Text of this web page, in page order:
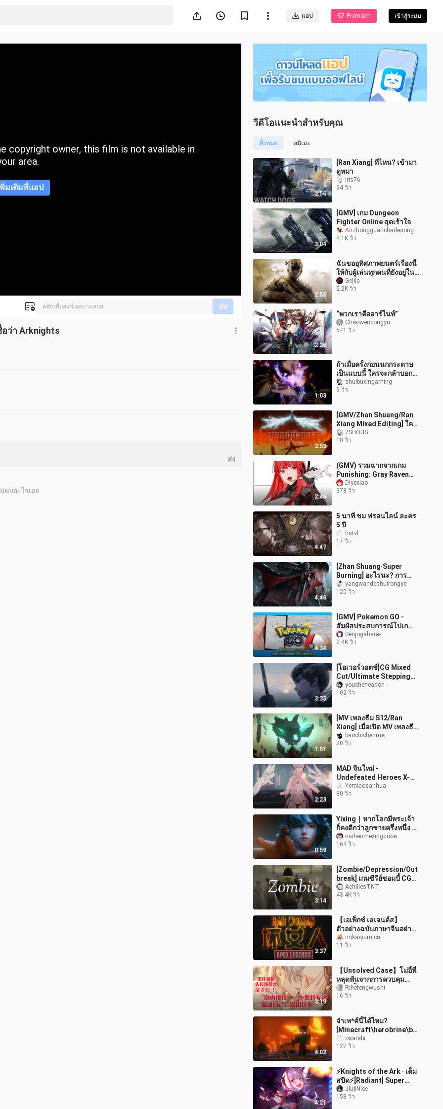
แอป Premium เข้าสู่ระบบ
copyright owner, this film is not available in
area.
มเติมที่แอป
ส่ง
ว่า Arknights
วีดีโอแนะนำสำหรับคุณ
ทั้งหมด อนิเมะ
2:56
[Ran Xiang] ที่ไหน? เข้ามา
ดูหมา
lris76
94 วิว
3:04
[GMV] เกม Dungeon
Fighter Online สุดเร้าใจ
Anzhongguanchadesongshu
4.1K วิว
2:55
ฉันขออุทิศภาพยนตร์เรื่องนี้
ให้กับผู้เล่นทุกคนที่ยังอยู่ใน
COD - ติดมันเพราะความ
รัก!
Gejila
2.2K วิว
2:36
“พวกเราคืออาร์ไนท์”
Chaowencongyu
571 วิว
1:03
ถ้าเมื่อครั้งก่อนนกกระดาษ
เป็นแบบนี้ ใครจะกล้าบอก
ว่ามันไม่เท่
shuibuxingaming
6 วิว
2:53
[GMV/Zhan Shuang/Ran
Xiang Mixed Editing] ใคร
ก็ตามที่เห็นวิดีโอนี้ควรจะ
เป็นแฟนของ Zhan Shuang
7SHOUS
18 วิว
2:46
(GMV) รวมฉากจากเกม
Punishing: Gray Raven
ภาพสวยสุด ๆ
Diyexiao
378 วิว
4:47
5 นาที ชม ฟรอนไลน์ ละคร
5 ปี
hstvl
17 วิว
4:46
[Zhan Shuang·Super
Burning] อะไรนะ? การ
ผลิตขนาดใหญ่? มาสเต
อร์อัพคนใหม่? มโนธรรม?
yangwandeshuirongye
120 วิว
4:34
[GMV] Pokemon GO -
สัมผัสประสบการณ์โปเก
ม่อนเทรนเนอร์ในโลกจริง
Senjogahara-
2.4K วิว
3:35
[โอเวอร์วอตช์]CG Mixed
Cut/Ultimate Stepping
Point/Transition
Linking/Fire Direction——
youcheneason
102 วิว
1:51
[MV เพลงธีม S12/Ran
Xiang] เมื่อเปิด MV เพลงธีม
S12 ด้วยอาวุธอสูรร้าย
baochichenmei
20 วิว
2:23
MAD จีนใหม่ -
Undefeated Heroes X-
War Double Pamish
Yemiaosanhua
80 วิว
0:59
Yixing｜หากโลกมีพระเจ้า
ก็คงดีกว่าลูกชายครึ่งหนึ่ง ｜
ช่างเป็นผู้ชายที่หล่อเหลา
nishenmexingzuoa
164 วิว
3:14
[Zombie/Depression/Out
break] เกมซีรีย์ซอมบี้ CG
ผสมคัต
AchillesTNT
43.4K วิว
3:37
【เอเพ็กซ์ เลเจนด์ส】
ตัวอย่างฉบับภาษาจีนอย่าง
เป็นทางการ “สุดยอดสาว
แสบ”
mikaqiumica
11 วิว
3:19
【Unsolved Case】โม่อี้ที่
หลุดพ้นจากการควบคุม
อย่างสิ้นเชิง บ้าดีบ้าเดือด
สุดๆ!
Rihefengwushi
16 วิว
4:02
จำเท*ค์นี้ได้ไหม?
[Minecraft\herobrine\bu
rning]osarabi
127 วิว
4:21
⚡Knights of the Ark · เต็ม
สปีด⚡[Radiant] Super
Burn [Arknights]
JiujiNice
158 วิว
ส่ง
พบอะไรเลย